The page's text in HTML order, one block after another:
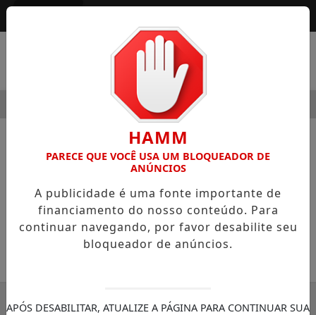
HOSPITAL SAMARITANO HIGIENÓPOLIS
LEGISLATIVO
Campos Machado apresenta Lei
para tornar permanente o Laudo
Autista
HAMM
PARECE QUE VOCÊ USA UM BLOQUEADOR DE
ANÚNCIOS
A publicidade é uma fonte importante de
financiamento do nosso conteúdo. Para
continuar navegando, por favor desabilite seu
bloqueador de anúncios.
APÓS DESABILITAR, ATUALIZE A PÁGINA PARA CONTINUAR SUA